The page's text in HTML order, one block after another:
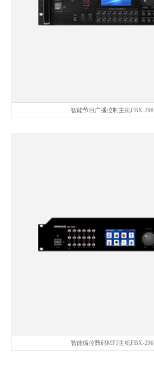
智能节目广播控制主机FBX-298
智能编控数码MP3主机FBX-296